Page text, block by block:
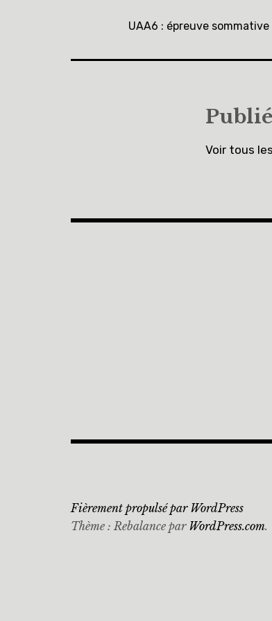
UAA6 : épreuve
Voir tous
Fièrement propulsé par WordPress
Thème : Rebalance par WordPress.com.